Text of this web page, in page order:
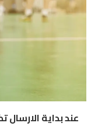
عند بداية